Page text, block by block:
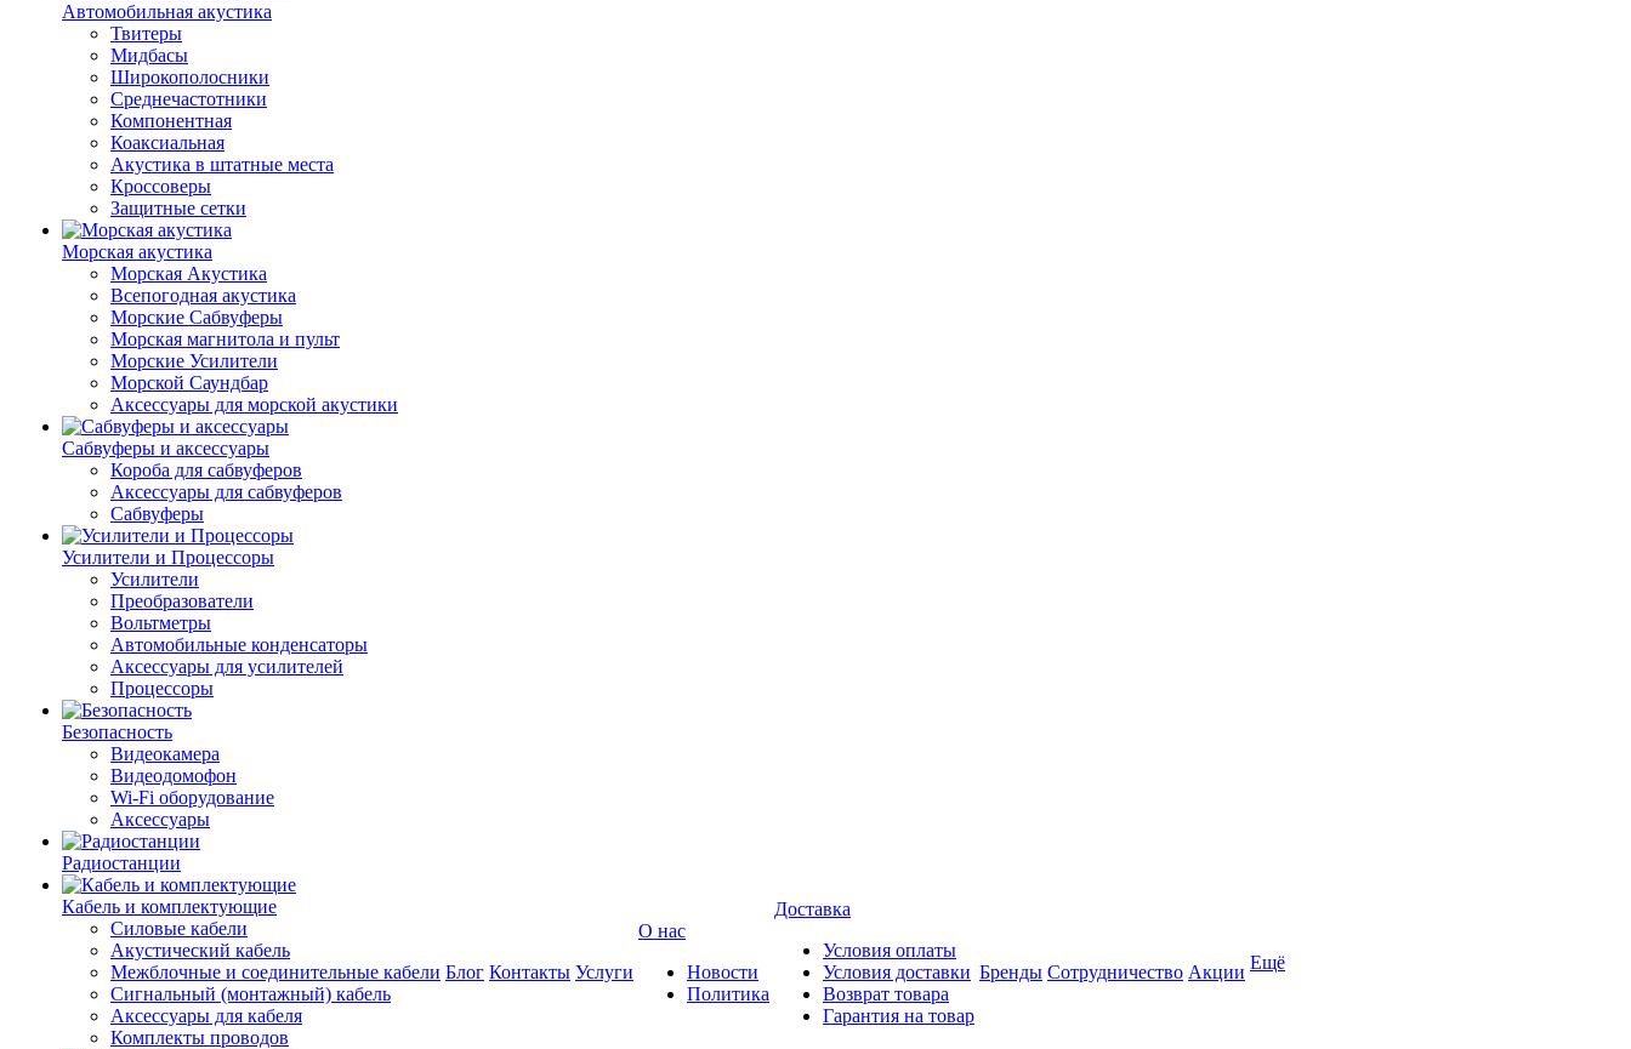
Автомобильная акустика
Твитеры
Мидбасы
Широкополосники
Среднечастотники
Компонентная
Коаксиальная
Акустика в штатные места
Кроссоверы
Защитные сетки
Морская акустика
Морская Акустика
Всепогодная акустика
Морские Сабвуферы
Морская магнитола и пульт
Морские Усилители
Морской Cаундбар
Аксессуары для морской акустики
Сабвуферы и аксессуары
Короба для сабвуферов
Аксессуары для сабвуферов
Сабвуферы
Усилители и Процессоры
Усилители
Преобразователи
Вольтметры
Автомобильные конденсаторы
Аксессуары для усилителей
Процессоры
Безопасность
Видеокамера
Видеодомофон
Wi-Fi оборудование
Аксессуары
Радиостанции
Кабель и комплектующие
Силовые кабели
Акустический кабель
Межблочные и соединительные кабели
Сигнальный (монтажный) кабель
Аксессуары для кабеля
Комплекты проводов
Блог Контакты Услуги
О нас
Новости
Политика
Доставка
Условия оплаты
Условия доставки
Возврат товара
Гарантия на товар
Бренды Сотрудничество Акции Ещё